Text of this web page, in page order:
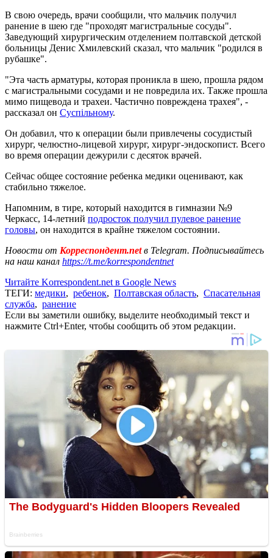
В свою очередь, врачи сообщили, что мальчик получил
ранение в шею где "проходят магистральные сосуды".
Заведующий хирургическим отделением полтавской детской
больницы Денис Хмилевский сказал, что мальчик "родился в
рубашке".
"Эта часть арматуры, которая проникла в шею, прошла рядом
с магистральными сосудами и не повредила их. Также прошла
мимо пищевода и трахеи. Частично повреждена трахея", -
рассказал он Суспільному.
Он добавил, что к операции были привлечены сосудистый
хирург, челюстно-лицевой хирург, хирург-эндоскопист. Всего
во время операции дежурили с десяток врачей.
Сейчас общее состояние ребенка медики оценивают, как
стабильно тяжелое.
Напомним, в тире, который находится в гимназии №9
Черкасс, 14-летний подросток получил пулевое ранение
головы, он находится в крайне тяжелом состоянии.
Новости от Корреспондент.netв Telegram. Подписывайтесь
на наш канал https://t.me/korrespondentnet
Читайте Korrespondent.net в Google News
ТЕГИ: медики, ребенок, Полтавская область, Спасательная
служба, ранение
Если вы заметили ошибку, выделите необходимый текст и
нажмите Ctrl+Enter, чтобы сообщить об этом редакции.